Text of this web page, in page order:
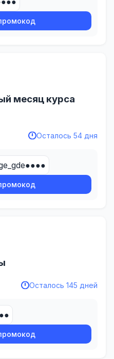
месяц курса
Осталось 54 дня
Осталось 145 дней